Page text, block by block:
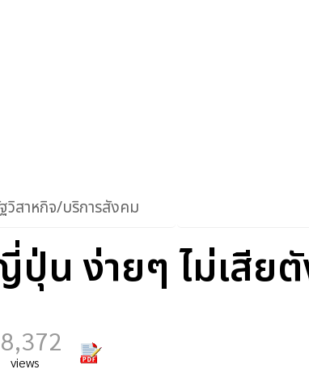
วิสาหกิจ/บริการสังคม
น ง่ายๆ ไม่เสีย
views